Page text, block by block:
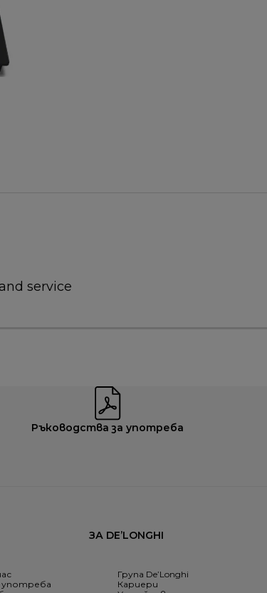
service
Ръководства за употреба
употреба
ЗА DE’LONGHI
Група De’Longhi
Кариери